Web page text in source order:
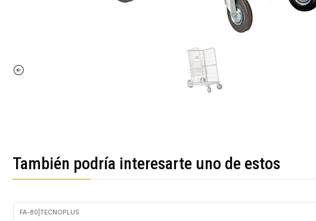
También podría interesarte uno de estos
FA-80 TECNOPLUS